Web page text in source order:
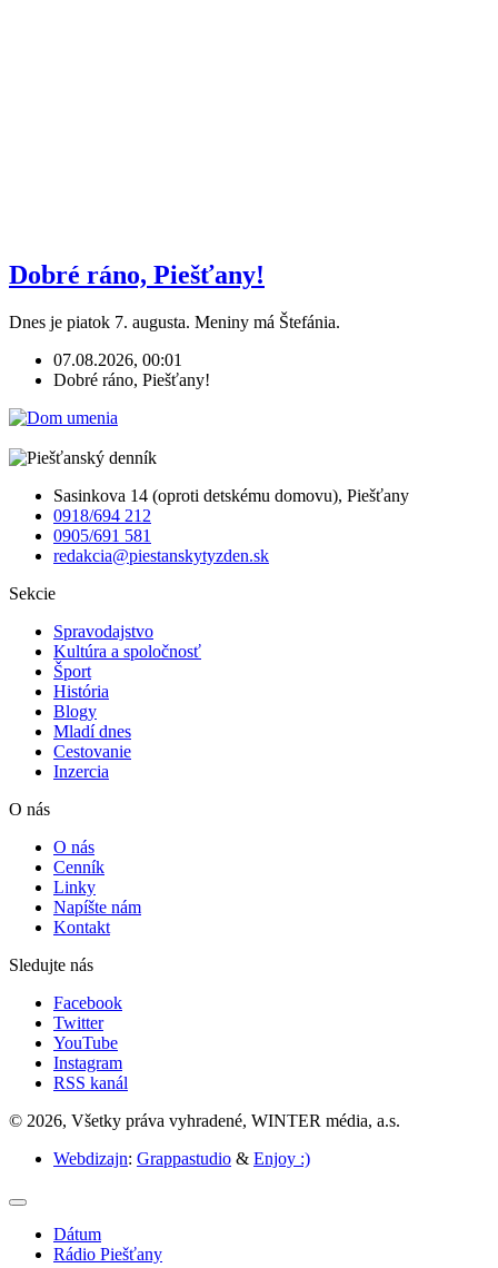
Dobré ráno, Piešťany!
Dnes je piatok 7. augusta. Meniny má Štefánia.
07.08.2026, 00:01
Dobré ráno, Piešťany!
Sasinkova 14 (oproti detskému domovu), Piešťany
0918/694 212
0905/691 581
redakcia@piestanskytyzden.sk
Sekcie
Spravodajstvo
Kultúra a spoločnosť
Šport
História
Blogy
Mladí dnes
Cestovanie
Inzercia
O nás
O nás
Cenník
Linky
Napíšte nám
Kontakt
Sledujte nás
Facebook
Twitter
YouTube
Instagram
RSS kanál
© 2026, Všetky práva vyhradené, WINTER média, a.s.
Webdizajn: Grappastudio & Enjoy :)
Dátum
Rádio Piešťany